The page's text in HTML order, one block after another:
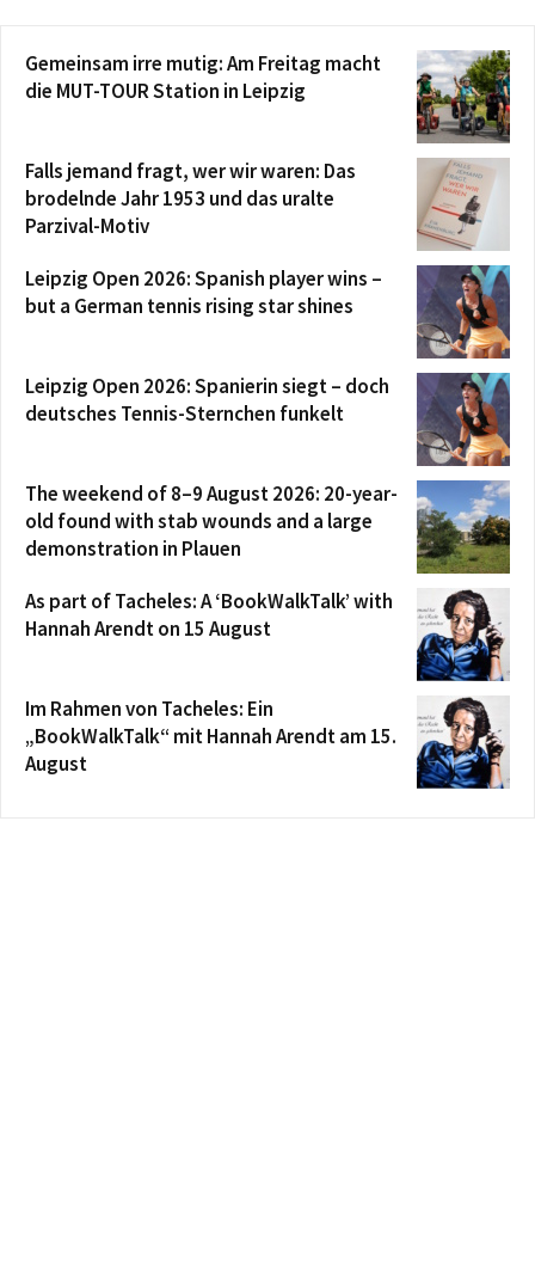
Gemeinsam irre mutig: Am Freitag macht
die MUT-TOUR Station in Leipzig
Falls jemand fragt, wer wir waren: Das
brodelnde Jahr 1953 und das uralte
Parzival-Motiv
Leipzig Open 2026: Spanish player wins –
but a German tennis rising star shines
Leipzig Open 2026: Spanierin siegt – doch
deutsches Tennis-Sternchen funkelt
The weekend of 8–9 August 2026: 20-year-
old found with stab wounds and a large
demonstration in Plauen
As part of Tacheles: A ‘BookWalkTalk’ with
Hannah Arendt on 15 August
Im Rahmen von Tacheles: Ein
„BookWalkTalk“ mit Hannah Arendt am 15.
August